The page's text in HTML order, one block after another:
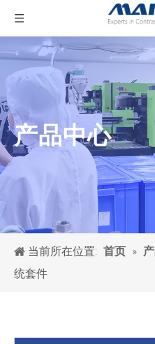
产品中心
当前所在位置: 首页 »
统套件